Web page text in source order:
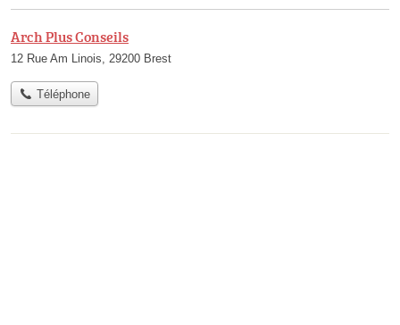
Arch Plus Conseils
12 Rue Am Linois, 29200 Brest
Téléphone